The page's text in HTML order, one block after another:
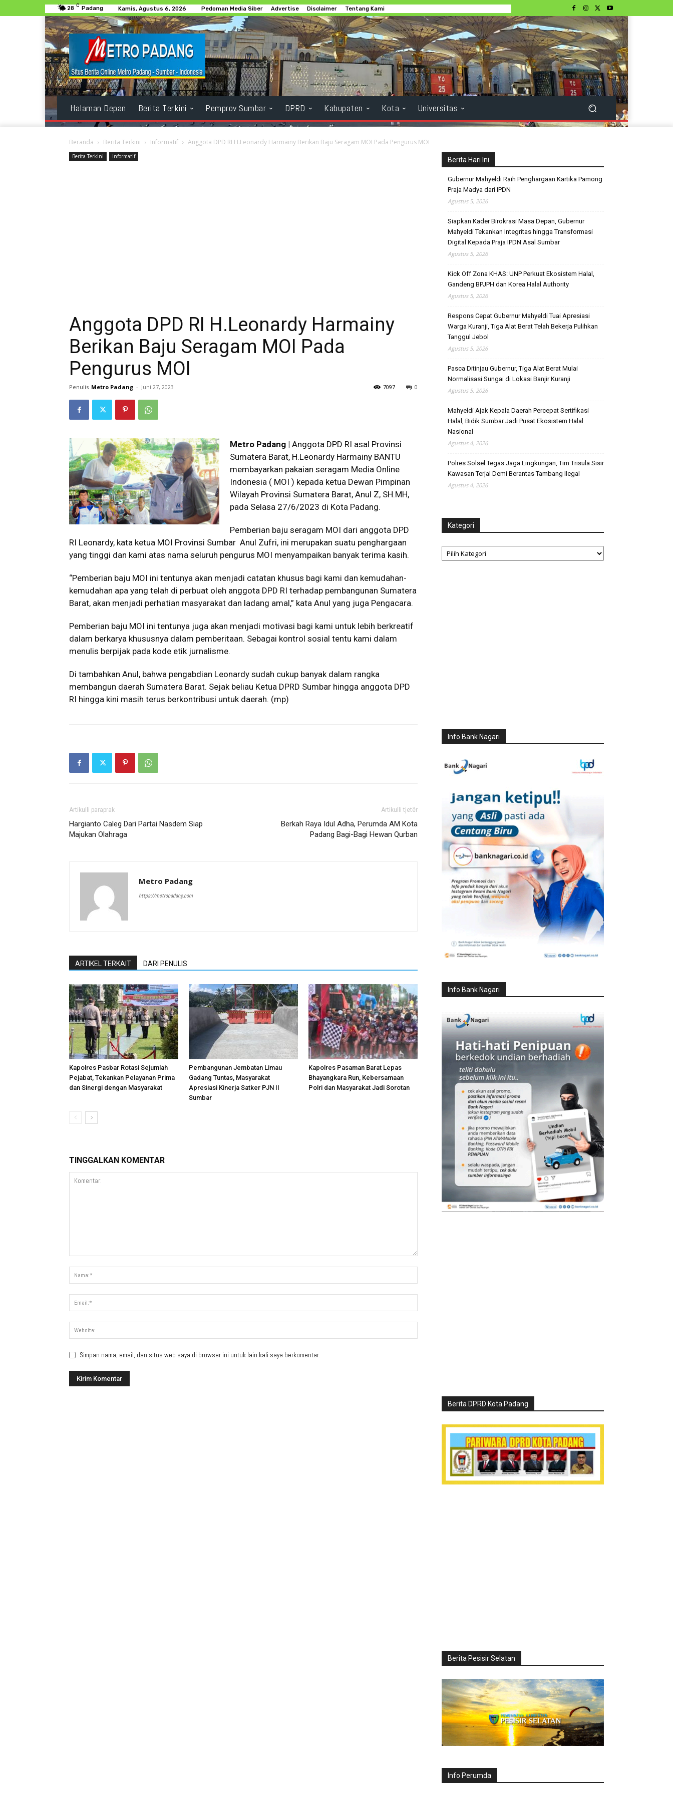
28 C Padang Kamis, Agustus 6, 2026 Pedoman Media Siber Advertise Disclaimer Tentang Kami
Halaman Depan Berita Terkini Pemprov Sumbar DPRD Kabupaten Kota Universitas
Beranda Berita Terkini Informatif Anggota DPD RI H.Leonardy Harmainy Berikan Baju Seragam MOI Pada Pengurus MOI
Berita Terkini Informatif
Anggota DPD RI H.Leonardy Harmainy
Berikan Baju Seragam MOI Pada
Pengurus MOI
Penulis Metro Padang - Juni 27, 2023 0
7097
Metro Padang | Anggota DPD RI asal Provinsi
Sumatera Barat, H.Leonardy Harmainy BANTU
membayarkan pakaian seragam Media Online
Indonesia ( MOI ) kepada ketua Dewan Pimpinan
Wilayah Provinsi Sumatera Barat, Anul Z, SH.MH,
pada Selasa 27/6/2023 di Kota Padang.
Pemberian baju seragam MOI dari anggota DPD
RI Leonardy, kata ketua MOI Provinsi Sumbar Anul Zufri, ini merupakan suatu penghargaan
yang tinggi dan kami atas nama seluruh pengurus MOI menyampaikan banyak terima kasih.
“Pemberian baju MOI ini tentunya akan menjadi catatan khusus bagi kami dan kemudahan-
kemudahan apa yang telah di perbuat oleh anggota DPD RI terhadap pembangunan Sumatera
Barat, akan menjadi perhatian masyarakat dan ladang amal,” kata Anul yang juga Pengacara.
Pemberian baju MOI ini tentunya juga akan menjadi motivasi bagi kami untuk lebih berkreatif
dalam berkarya khususnya dalam pemberitaan. Sebagai kontrol sosial tentu kami dalam
menulis berpijak pada kode etik jurnalisme.
Di tambahkan Anul, bahwa pengabdian Leonardy sudah cukup banyak dalam rangka
membangun daerah Sumatera Barat. Sejak beliau Ketua DPRD Sumbar hingga anggota DPD
RI hingga kini masih terus berkontribusi untuk daerah. (mp)
Artikulli paraprak
Hargianto Caleg Dari Partai Nasdem Siap
Majukan Olahraga
Artikulli tjetër
Berkah Raya Idul Adha, Perumda AM Kota
Padang Bagi-Bagi Hewan Qurban
Metro Padang
https://metropadang.com
ARTIKEL TERKAIT DARI PENULIS
Kapolres Pasbar Rotasi Sejumlah
Pejabat, Tekankan Pelayanan Prima
dan Sinergi dengan Masyarakat
Pembangunan Jembatan Limau
Gadang Tuntas, Masyarakat
Apresiasi Kinerja Satker PJN II
Sumbar
Kapolres Pasaman Barat Lepas
Bhayangkara Run, Kebersamaan
Polri dan Masyarakat Jadi Sorotan
TINGGALKAN KOMENTAR
Simpan nama, email, dan situs web saya di browser ini untuk lain kali saya berkomentar.
Berita Hari Ini
Gubernur Mahyeldi Raih Penghargaan Kartika Pamong
Praja Madya dari IPDN
Agustus 5, 2026
Siapkan Kader Birokrasi Masa Depan, Gubernur
Mahyeldi Tekankan Integritas hingga Transformasi
Digital Kepada Praja IPDN Asal Sumbar
Agustus 5, 2026
Kick Off Zona KHAS: UNP Perkuat Ekosistem Halal,
Gandeng BPJPH dan Korea Halal Authority
Agustus 5, 2026
Respons Cepat Gubernur Mahyeldi Tuai Apresiasi
Warga Kuranji, Tiga Alat Berat Telah Bekerja Pulihkan
Tanggul Jebol
Agustus 5, 2026
Pasca Ditinjau Gubernur, Tiga Alat Berat Mulai
Normalisasi Sungai di Lokasi Banjir Kuranji
Agustus 5, 2026
Mahyeldi Ajak Kepala Daerah Percepat Sertifikasi
Halal, Bidik Sumbar Jadi Pusat Ekosistem Halal
Nasional
Agustus 4, 2026
Polres Solsel Tegas Jaga Lingkungan, Tim Trisula Sisir
Kawasan Terjal Demi Berantas Tambang Ilegal
Agustus 4, 2026
Kategori
Kategori
Info Bank Nagari
Info Bank Nagari
Berita DPRD Kota Padang
Berita Pesisir Selatan
Info Perumda